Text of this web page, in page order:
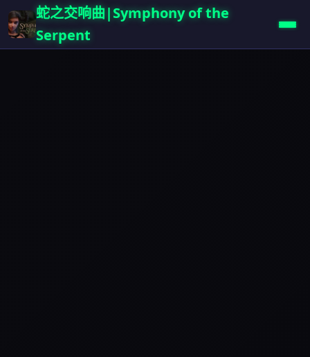
蛇之交响曲|Symphony of the
Serpent